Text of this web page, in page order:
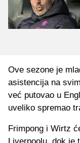
Ove sezone je
asistencija na
već putovao u
uveliko spremao
Frimpong i Wirtz
Liverpoolu, dok je